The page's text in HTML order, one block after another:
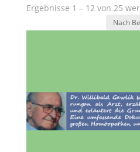
Ergebnisse 1 – 12 von 25